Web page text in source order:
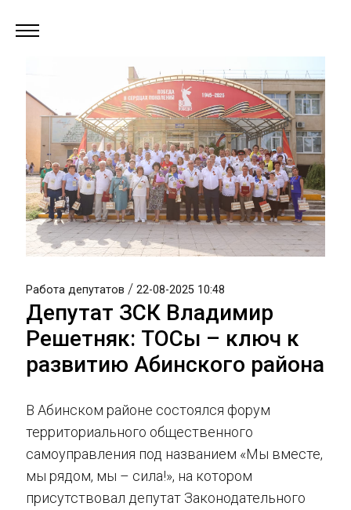
Работа депутатов / 22-08-2025 10:48
Депутат ЗСК Владимир
Решетняк: ТОСы – ключ к
развитию Абинского района
В Абинском районе состоялся форум
территориального общественного
самоуправления под названием «Мы вместе,
мы рядом, мы – сила!», на котором
присутствовал депутат Законодательного